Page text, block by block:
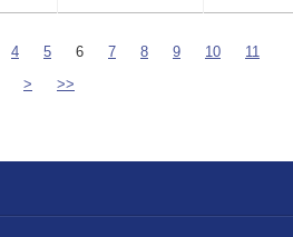
4 5 6 7 8 9 10
11
>
>>